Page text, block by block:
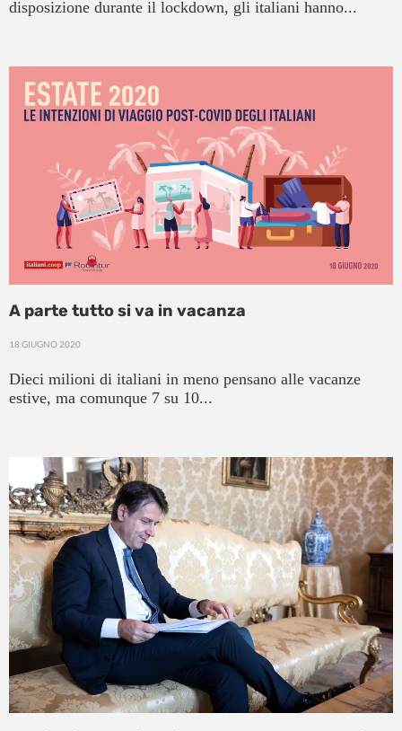
disposizione durante il lockdown, gli italiani hanno...
A parte tutto si va in vacanza
18 GIUGNO 2020
Dieci milioni di italiani in meno pensano alle vacanze
estive, ma comunque 7 su 10...